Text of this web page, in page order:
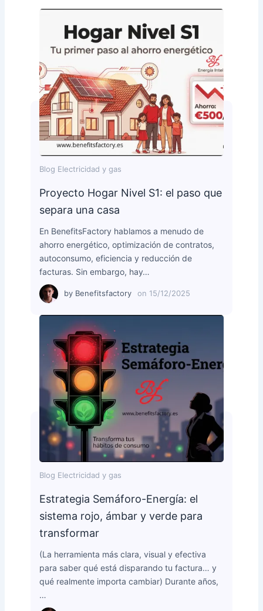
Blog Electricidad y gas
Proyecto Hogar Nivel S1: el paso que
separa una casa
En BenefitsFactory hablamos a menudo de
ahorro energético, optimización de contratos,
autoconsumo, eficiencia y reducción de
facturas. Sin embargo, hay…
by Benefitsfactory on 15/12/2025
Blog Electricidad y gas
Estrategia Semáforo-Energía: el
sistema rojo, ámbar y verde para
transformar
(La herramienta más clara, visual y efectiva
para saber qué está disparando tu factura… y
qué realmente importa cambiar) Durante años,
…